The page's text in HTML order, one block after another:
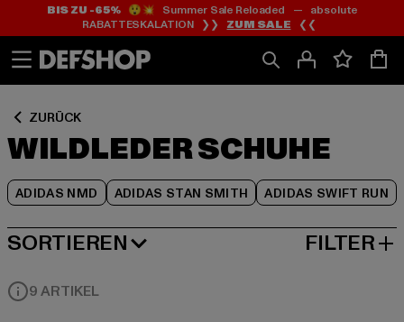
Zum
Inhalt
springen
Zum
Fußzeile
springen
BIS ZU -65%😲💥 Summer Sale Reloaded — absolute
RABATTESKALATION ❯❯ ZUM SALE ❮❮
ZURÜCK
WILDLEDER SCHUHE
ADIDAS NMD ADIDAS STAN SMITH ADIDAS SWIFT RUN
Zum
Produktraster
springen
SORTIEREN
BELIEBTESTE FILTER
9 ARTIKEL